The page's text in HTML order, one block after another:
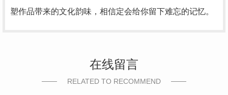
塑作品带来的文化韵味，相信定会给你留下难忘的记忆。
在线留言
RELATED TO RECOMMEND